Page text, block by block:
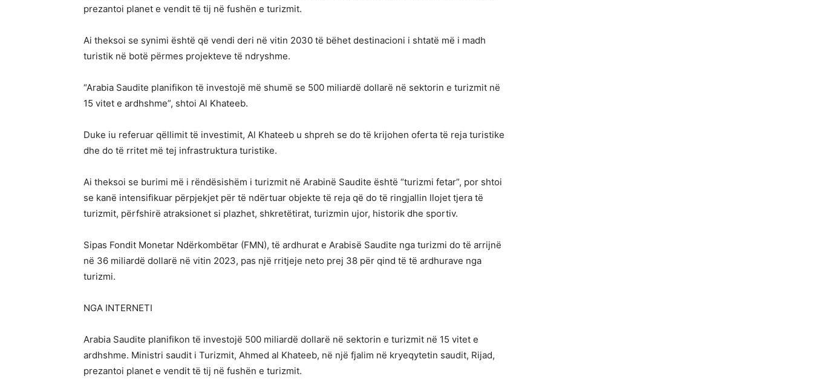
prezantoi planet e vendit të tij në fushën e turizmit.
Ai theksoi se synimi është që vendi deri në vitin 2030 të bëhet destinacioni i shtatë më i madh
turistik në botë përmes projekteve të ndryshme.
“Arabia Saudite planifikon të investojë më shumë se 500 miliardë dollarë në sektorin e turizmit në
15 vitet e ardhshme”, shtoi Al Khateeb.
Duke iu referuar qëllimit të investimit, Al Khateeb u shpreh se do të krijohen oferta të reja turistike
dhe do të rritet më tej infrastruktura turistike.
Ai theksoi se burimi më i rëndësishëm i turizmit në Arabinë Saudite është “turizmi fetar”, por shtoi
se kanë intensifikuar përpjekjet për të ndërtuar objekte të reja që do të ringjallin llojet tjera të
turizmit, përfshirë atraksionet si plazhet, shkretëtirat, turizmin ujor, historik dhe sportiv.
Sipas Fondit Monetar Ndërkombëtar (FMN), të ardhurat e Arabisë Saudite nga turizmi do të arrijnë
në 36 miliardë dollarë në vitin 2023, pas një rritjeje neto prej 38 për qind të të ardhurave nga
turizmi.
NGA INTERNETI
Arabia Saudite planifikon të investojë 500 miliardë dollarë në sektorin e turizmit në 15 vitet e
ardhshme. Ministri saudit i Turizmit, Ahmed al Khateeb, në një fjalim në kryeqytetin saudit, Rijad,
prezantoi planet e vendit të tij në fushën e turizmit.